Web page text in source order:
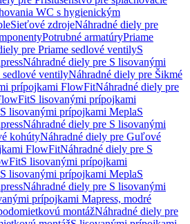
WC s hygienickým
Sieťové zdrojeNáhradné diely pre
Potrubné armatúryPriame
pre Priame sedlové ventilyS
Náhradné diely pre S lisovanými
sedlové ventilyNáhradné diely pre Šikmé
prípojkami FlowFitNáhradné diely pre
S lisovanými prípojkami
lisovanými prípojkami MeplaS
Náhradné diely pre S lisovanými
kohútyNáhradné diely pre Guľové
FlowFitNáhradné diely pre S
S lisovanými prípojkami
lisovanými prípojkami MeplaS
Náhradné diely pre S lisovanými
prípojkami Mapress, modré
montážNáhradné diely pre